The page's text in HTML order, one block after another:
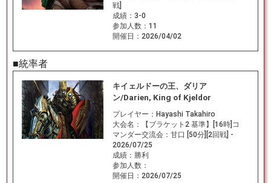
戦]
成績： 3-0
参加人数： 11
開催日： 2026/04/02
■統率者
キイェルドーの王、ダリア
ン/Darien, King of Kjeldor
プレイヤー： Hayashi Takahiro
大会名：
【ブラケット2 基準】[16時]コ
マンダー交流会：甘口 [50分][2回戦] -
2026/07/25
成績： 勝利
参加人数：
開催日： 2026/07/25